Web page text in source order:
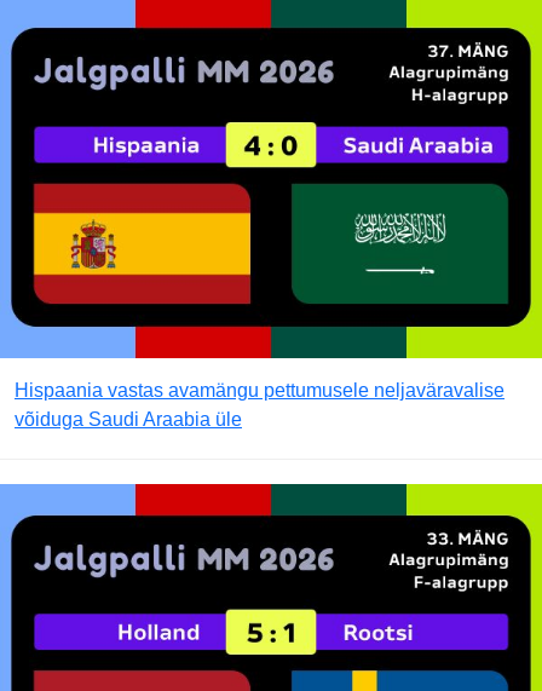
Hispaania vastas avamängu pettumusele neljaväravalise
võiduga Saudi Araabia üle